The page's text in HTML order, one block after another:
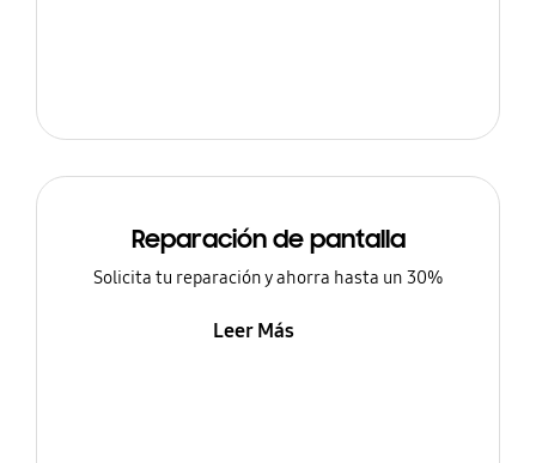
Reparación de pantalla
Solicita tu reparación y ahorra hasta un 30%
Leer Más